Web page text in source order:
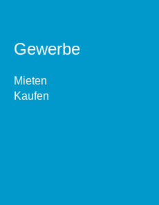
Gewerbe
Mieten
Kaufen